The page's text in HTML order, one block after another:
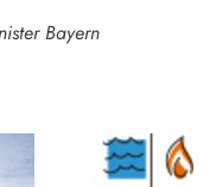
Bayern